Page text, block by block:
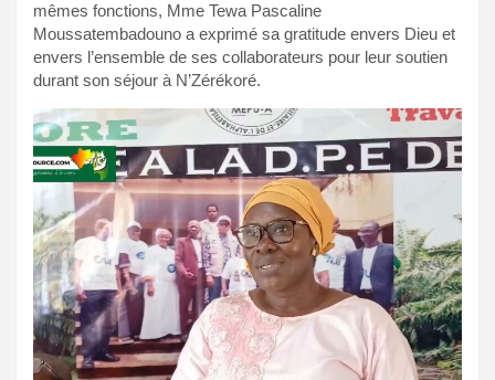
mêmes fonctions, Mme Tewa Pascaline
Moussatembadouno a exprimé sa gratitude envers Dieu et
envers l’ensemble de ses collaborateurs pour leur soutien
durant son séjour à N’Zérékoré.